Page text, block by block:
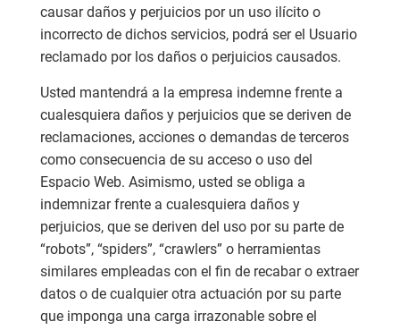
causar daños y perjuicios por un uso ilícito o
incorrecto de dichos servicios, podrá ser el Usuario
reclamado por los daños o perjuicios causados.
Usted mantendrá a la empresa indemne frente a
cualesquiera daños y perjuicios que se deriven de
reclamaciones, acciones o demandas de terceros
como consecuencia de su acceso o uso del
Espacio Web. Asimismo, usted se obliga a
indemnizar frente a cualesquiera daños y
perjuicios, que se deriven del uso por su parte de
“robots”, “spiders”, “crawlers” o herramientas
similares empleadas con el fin de recabar o extraer
datos o de cualquier otra actuación por su parte
que imponga una carga irrazonable sobre el